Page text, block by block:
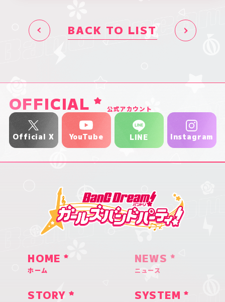
BACK TO LIST
OFFICIAL 公式アカウント
Official X YouTube LINE Instagram
HOME
ホーム
NEWS
ニュース
STORY SYSTEM